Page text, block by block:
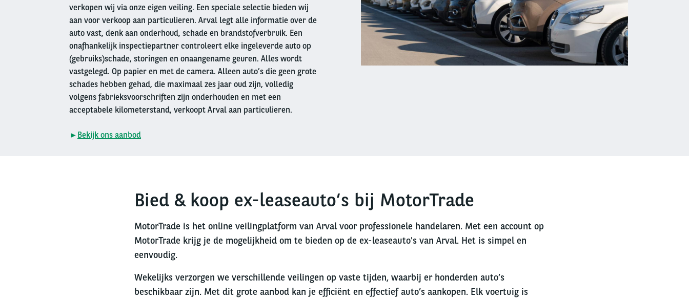
verkopen wij via onze eigen veiling. Een speciale selectie bieden wij
aan voor verkoop aan particulieren. Arval legt alle informatie over de
auto vast, denk aan onderhoud, schade en brandstofverbruik. Een
onafhankelijk inspectiepartner controleert elke ingeleverde auto op
(gebruiks)schade, storingen en onaangename geuren. Alles wordt
vastgelegd. Op papier en met de camera. Alleen auto’s die geen grote
schades hebben gehad, die maximaal zes jaar oud zijn, volledig
volgens fabrieksvoorschriften zijn onderhouden en met een
acceptabele kilometerstand, verkoopt Arval aan particulieren.
► Bekijk ons aanbod
Bied & koop ex-leaseauto’s bij MotorTrade
MotorTrade is het online veilingplatform van Arval voor professionele handelaren. Met een account op
MotorTrade krijg je de mogelijkheid om te bieden op de ex-leaseauto's van Arval. Het is simpel en
eenvoudig.
Wekelijks verzorgen we verschillende veilingen op vaste tijden, waarbij er honderden auto’s
beschikbaar zijn. Met dit grote aanbod kan je efficiënt en effectief auto’s aankopen. Elk voertuig is